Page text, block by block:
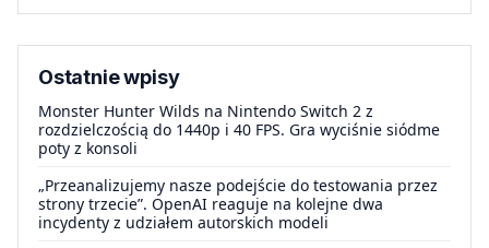
Ostatnie wpisy
Monster Hunter Wilds na Nintendo Switch 2 z
rozdzielczością do 1440p i 40 FPS. Gra wyciśnie siódme
poty z konsoli
„Przeanalizujemy nasze podejście do testowania przez
strony trzecie”. OpenAI reaguje na kolejne dwa
incydenty z udziałem autorskich modeli